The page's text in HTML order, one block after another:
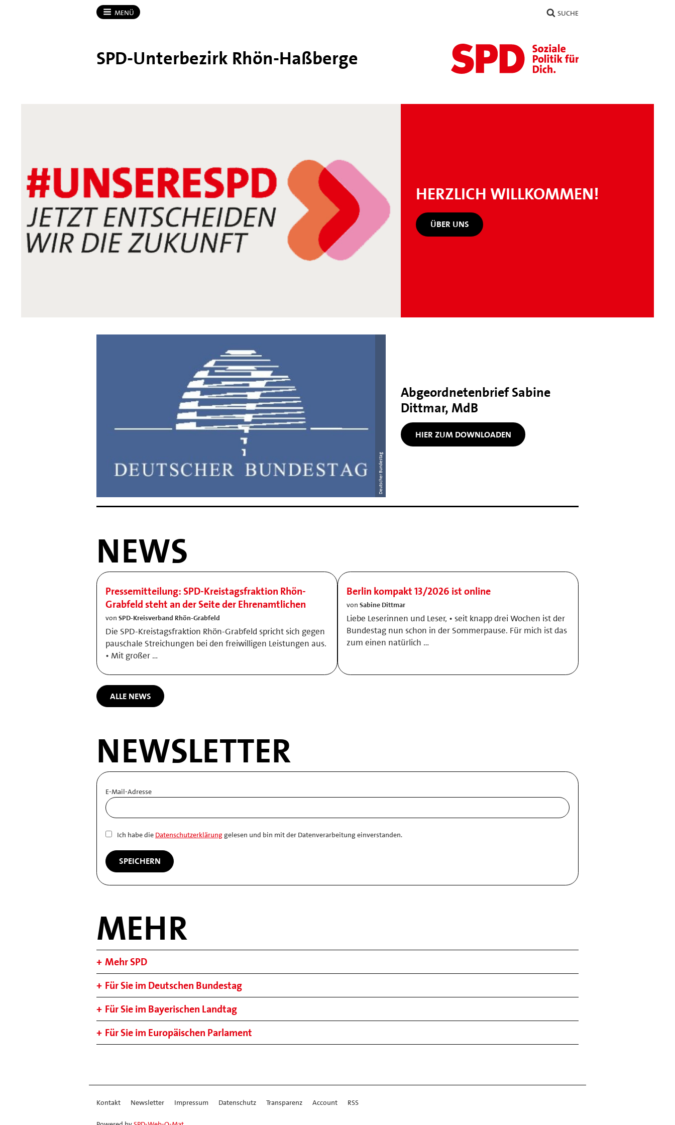
MENÜ SUCHE
SPD-​Unterbezirk Rhön-​Haßberge
HERZLICH WILLKOMMEN!
ÜBER UNS
Deutscher Bundestag
Abgeordnetenbrief Sabine
Dittmar, MdB
HIER ZUM DOWNLOADEN
NEWS
Pressemitteilung: SPD-Kreistagsfraktion Rhön-
Grabfeld steht an der Seite der Ehrenamtlichen
von SPD-Kreisverband Rhön-Grabfeld
Die SPD-Kreistagsfraktion Rhön-Grabfeld spricht sich gegen
pauschale Streichungen bei den freiwilligen Leistungen aus.
• Mit großer …
Berlin kompakt 13/2026 ist online
von Sabine Dittmar
Liebe Leserinnen und Leser, • seit knapp drei Wochen ist der
Bundestag nun schon in der Sommerpause. Für mich ist das
zum einen natürlich …
ALLE NEWS
NEWSLETTER
E-Mail-Adresse
Ich habe die Datenschutzerklärung gelesen und bin mit der Datenverarbeitung einverstanden.
MEHR
Mehr SPD
Für Sie im Deutschen Bundestag
Für Sie im Bayerischen Landtag
Für Sie im Europäischen Parlament
Kontakt Newsletter Impressum Datenschutz Transparenz Account RSS